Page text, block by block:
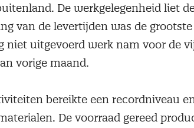
De werkgelegenheid liet
van de levertijden was de
niet uitgevoerd werk nam voor de
vorige maand.
bereikte een recordniveau
De voorraad gereed